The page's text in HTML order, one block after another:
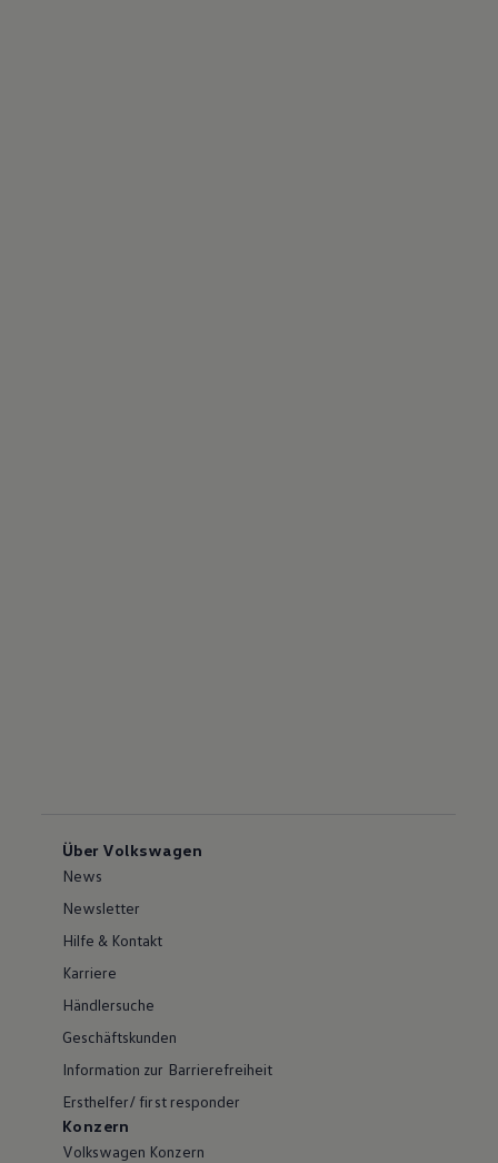
Über Volkswagen
News
Newsletter
Hilfe & Kontakt
Karriere
Händlersuche
Geschäftskunden
Information zur Barrierefreiheit
Ersthelfer/ first responder
Konzern
Volkswagen Konzern